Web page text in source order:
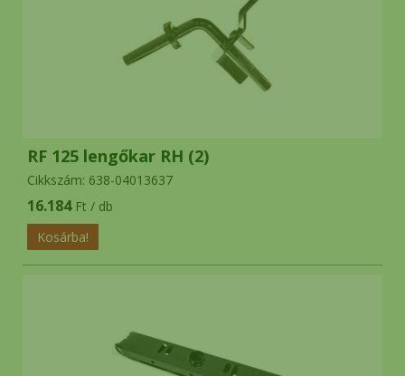
RF 125 lengőkar RH (2)
Cikkszám: 638-04013637
16.184Ft / db